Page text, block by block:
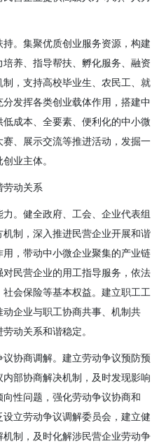
。 集聚优质创业服务资源，构建
养、指导帮扶、孵化服务、融资
，支持高校毕业生、农民工、就
发挥各类创业载体作用，搭建中
成本、全要素、便利化的中小微
、展示交流等推进活动，发掘一
业主体。
劳动关系
。 健全政府、工会、企业代表组
制，深入推进民营企业开展和谐
，带动中小微企业聚集的产业链
民营企业的用工指导服务，依法
会保险等基本权益。建立职工工
企业与职工协商共事、机制共
动关系和谐稳定。
协商调解。 建立劳动争议预防预
部协商解决机制，及时发现影响
性问题，强化劳动争议协商和
立劳动争议调解委员会，建立健
制，及时化解涉民营企业劳动争